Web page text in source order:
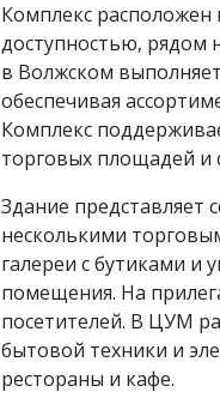
Комплекс расположен
доступностью, рядом
в Волжском
обеспечивая
Комплекс
торговых площадей и
Здание представляет
несколькими
галереи с бутиками и
помещения. На
посетителей. В ЦУМ
бытовой техники и
рестораны и кафе.